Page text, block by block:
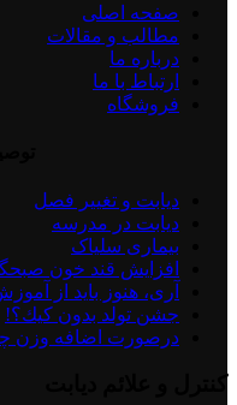
صفحه اصلی
مطالب و مقالات
درباره ما
ارتباط با ما
فروشگاه
دیابت و تغییر فصل
دیابت در مدرسه
بیماری سلیاک
افزايش قند خون
آری، هنوز باید از
جشن تولد بدون كيك؟!
درصورت اضافه وزن